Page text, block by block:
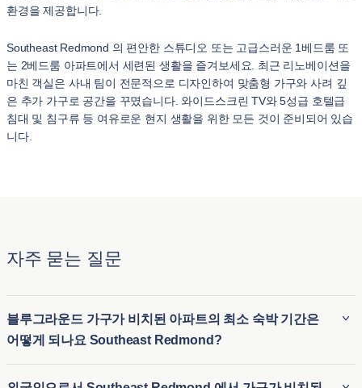
환경을 제공합니다.
Southeast Redmond 의 편안한 스튜디오 또는 고급스러운 1베드룸 또
는 2베드룸 아파트에서 세련된 생활을 즐겨보세요. 최근 리노베이션을
마친 객실은 사내 팀이 전문적으로 디자인하여 맞춤형 가구와 사려 깊
은 추가 가구로 공간을 꾸몄습니다. 와이드스크린 TV와 5성급 호텔급
침대 및 침구류 등 여유로운 현지 생활을 위한 모든 것이 준비되어 있습
니다.
자주 묻는 질문
블루그라운드 가구가 비치된 아파트의 최소 숙박 기간은
어떻게 되나요 Southeast Redmond?